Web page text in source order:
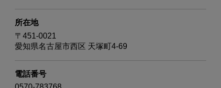
所在地
〒451-0021
愛知県名古屋市西区 天塚町4-69
電話番号